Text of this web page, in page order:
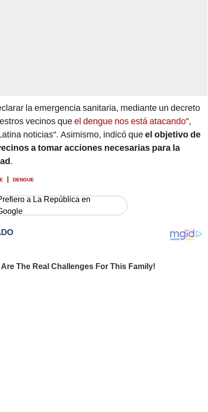
la emergencia sanitaria, mediante un decreto
vecinos queel dengue nos está atacando”,
noticias". Asimismo, indicó queel objetivo de
a tomar acciones necesarias para la
.
DENGUE
a La República en